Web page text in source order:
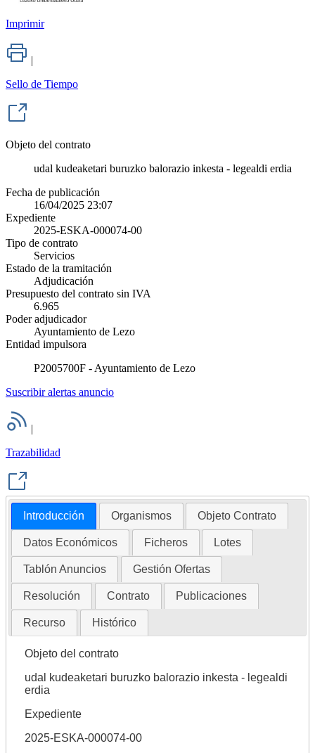
Imprimir
|
Sello de Tiempo
Objeto del contrato
udal kudeaketari buruzko balorazio inkesta - legealdi erdia
Fecha de publicación
16/04/2025 23:07
Expediente
2025-ESKA-000074-00
Tipo de contrato
Servicios
Estado de la tramitación
Adjudicación
Presupuesto del contrato sin IVA
6.965
Poder adjudicador
Ayuntamiento de Lezo
Entidad impulsora
P2005700F - Ayuntamiento de Lezo
Suscribir alertas anuncio
|
Trazabilidad
Introducción Organismos Objeto Contrato
Datos Económicos Ficheros Lotes
Tablón Anuncios Gestión Ofertas
Resolución Contrato Publicaciones
Recurso Histórico
Objeto del contrato
udal kudeaketari buruzko balorazio inkesta - legealdi
erdia
Expediente
2025-ESKA-000074-00